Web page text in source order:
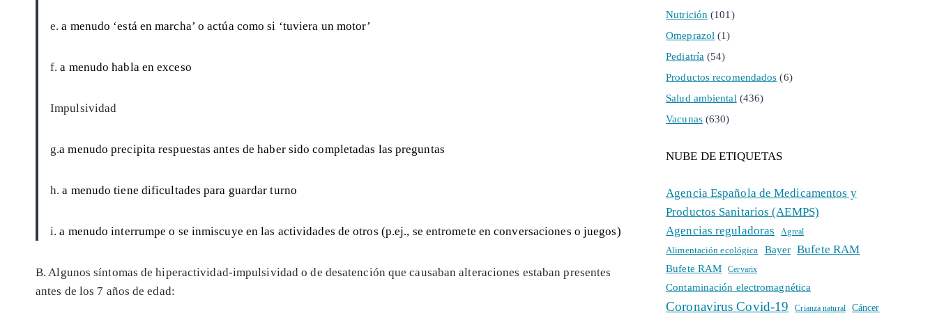
e. a menudo ‘está en marcha’ o actúa como si ‘tuviera un motor’
f. a menudo habla en exceso
Impulsividad
g.a menudo precipita respuestas antes de haber sido completadas las preguntas
h.a menudo tiene dificultades para guardar turno
i.a menudo interrumpe o se inmiscuye en las actividades de otros (p.ej., se entromete en conversaciones o juegos)
B. Algunos síntomas de hiperactividad-impulsividad o de desatención que causaban alteraciones estaban presentes
antes de los 7 años de edad:
Nutrición (101)
Omeprazol (1)
Pediatría (54)
Productos recomendados (6)
Salud ambiental (436)
Vacunas(630)
NUBE DE ETIQUETAS
Agencia Española de Medicamentos y
Productos Sanitarios (AEMPS)
Agencias reguladoras
Agreal
Alimentación ecológica Bayer Bufete RAM
Bufete RAM Cervarix
Contaminación electromagnética
Coronavirus Covid-19 Crianza natural Cáncer